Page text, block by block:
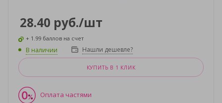
28.40 руб./шт
+ 1.99 баллов на счет
В наличии Нашли дешевле?
КУПИТЬ В 1 КЛИК
Оплата частями